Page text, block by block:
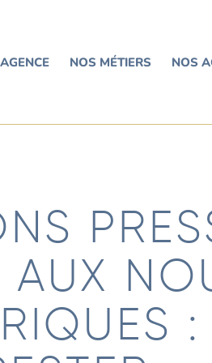
NOS MÉTIERS NOS
AUX
: